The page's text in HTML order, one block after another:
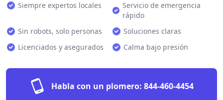
Siempre expertos locales
Servicio de emergencia
rápido
Sin robots, solo personas
Soluciones claras
Licenciados y asegurados
Calma bajo presión
Habla con un plomero: 844-460-4454